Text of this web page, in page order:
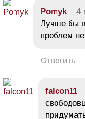
Pomyk 4
Лучше бы в
проблем
Ответить
falcon11